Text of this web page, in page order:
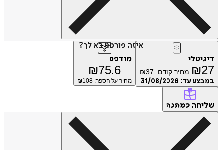
איזה פורמט בא לך?
₪ מחיר קודם: ₪37
עד:31/08/2026
מודפס
₪75.6
מחיר על הספר: ₪108
כמתנה